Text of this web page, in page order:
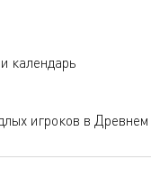
календарь
игроков в Древнем